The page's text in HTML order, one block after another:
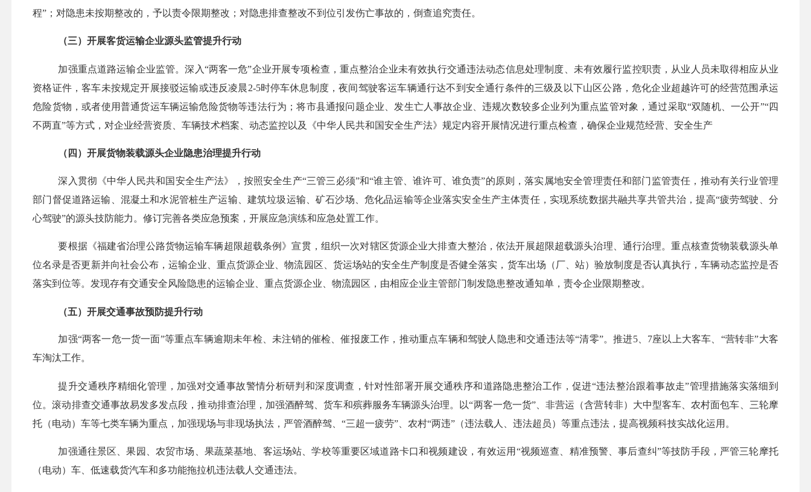
程”；对隐患未按期整改的，予以责令限期整改；对隐患排查整改不到位引发伤亡事故的，倒查追究责任。
（三）开展客货运输企业源头监管提升行动
加强重点道路运输企业监管。深入“两客一危”企业开展专项检查，重点整治企业未有效执行交通违法动态信息处理制度、未有效履行监控职责，从业人员未取得相应从业
资格证件，客车未按规定开展接驳运输或违反凌晨2-5时停车休息制度，夜间驾驶客运车辆通行达不到安全通行条件的三级及以下山区公路，危化企业超越许可的经营范围承运
危险货物，或者使用普通货运车辆运输危险货物等违法行为；将市县通报问题企业、发生亡人事故企业、违规次数较多企业列为重点监管对象，通过采取“双随机、一公开”“四
不两直”等方式，对企业经营资质、车辆技术档案、动态监控以及《中华人民共和国安全生产法》规定内容开展情况进行重点检查，确保企业规范经营、安全生产
（四）开展货物装载源头企业隐患治理提升行动
深入贯彻 《中华人民共和国安全生产法》 ，按照安全生产“三管三必须”和“谁主管、谁许可、谁负责”的原则，落实属地安全管理责任和部门监管责任，推动有关行业管理
部门督促道路运输、混凝土和水泥管桩生产运输、建筑垃圾运输、矿石沙场、危化品运输等企业落实安全生产主体责任，实现系统数据共融共享共管共治，提高“疲劳驾驶、分
心驾驶”的源头技防能力。修订完善各类应急预案，开展应急演练和应急处置工作。
要根据《福建省治理公路货物运输车辆超限超载条例》宣贯， 组织一次对辖区货源企业大排查大整治，依法开展超限超载源头治理、通行治理。重点核查货物装载源头单
位名录是否更新并向社会公布，运输企业、重点货源企业、物流园区、货运场站的安全生产制度是否健全落实，货车出场（厂、站）验放制度是否认真执行，车辆动态监控是否
落实到位等。发现存有交通安全风险隐患的运输企业、重点货源企业、物流园区，由相应企业主管部门制发隐患整改通知单，责令企业限期整改。
（五）开展交通事故预防提升行动
加强“两客一危一货一面”等重点车辆逾期未年检、未注销的催检、催报废工作，推动重点车辆和驾驶人隐患和交通违法等“清零”。推进5、7座以上大客车、“营转非”大客
车淘汰工作。
提升交通秩序精细化管理，加强对交通事故警情分析研判和深度调查，针对性部署开展交通秩序和道路隐患整治工作，促进“违法整治跟着事故走”管理措施落实落细到
位。滚动排查交通事故易发多发点段，推动排查治理，加强酒醉驾、货车和殡葬服务车辆源头治理。以“两客一危一货”、非营运（含营转非）大中型客车、农村面包车、三轮摩
托（电动）车等七类车辆为重点，加强现场与非现场执法，严管酒醉驾、“三超一疲劳”、农村“两违”（违法载人、违法超员）等重点违法，提高视频科技实战化运用。
加强通往景区、果园、农贸市场、果蔬菜基地、客运场站、学校等重要区域道路卡口和视频建设，有效运用 “视频巡查、精准预警、事后查纠”等技防手段，严管三轮摩托
（电动）车、低速载货汽车和多功能拖拉机违法载人交通违法。